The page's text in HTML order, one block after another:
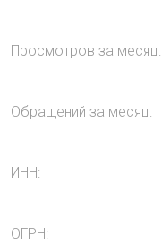
Просмотров за месяц:
Обращений за месяц:
ИНН:
ОГРН: